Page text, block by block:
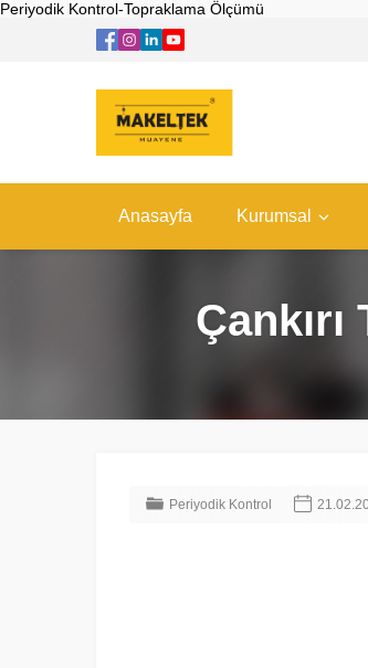
Periyodik Kontrol-Topraklama Ölçümü
Anasayfa Kurumsal
Periyodik Kontrol